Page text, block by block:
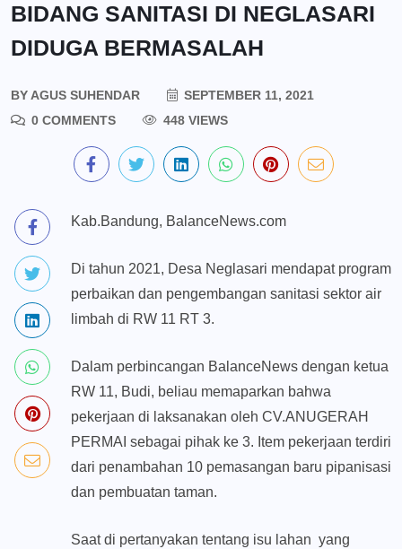
BIDANG SANITASI DI NEGLASARI
DIDUGA BERMASALAH
BYAGUS SUHENDAR
SEPTEMBER 11, 2021
0 COMMENTS
448 VIEWS
Kab.Bandung, BalanceNews.com
Di tahun 2021, Desa Neglasari mendapat program
perbaikan dan pengembangan sanitasi sektor air
limbah di RW 11 RT 3.
Dalam perbincangan BalanceNews dengan ketua
RW 11, Budi, beliau memaparkan bahwa
pekerjaan di laksanakan oleh CV.ANUGERAH
PERMAI sebagai pihak ke 3. Item pekerjaan terdiri
dari penambahan 10 pemasangan baru pipanisasi
dan pembuatan taman.
Saat di pertanyakan tentang isu lahan yang